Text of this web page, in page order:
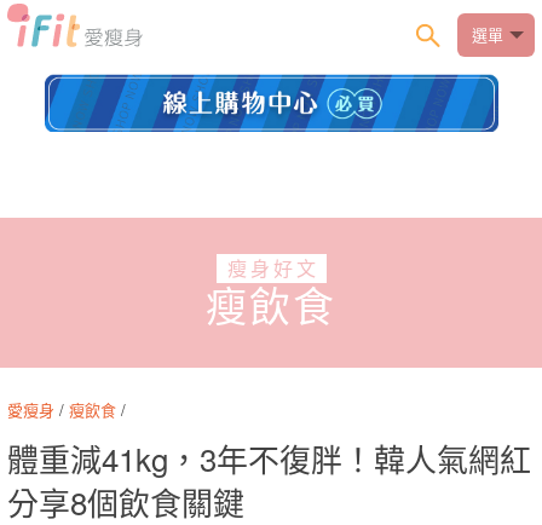
選單
瘦身好文
瘦飲食
愛瘦身 / 瘦飲食 /
體重減41kg，3年不復胖！韓人氣網紅
分享8個飲食關鍵